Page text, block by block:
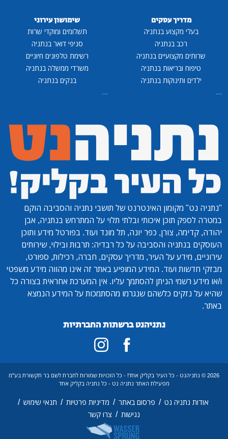
מדריך עסקים
בעלי מקצוע בנתניה
רכב בנתניה
שרותים מקצועיים בנתניה
טיפוח ובריאות בנתניה
ילדים ותינוקות בנתניה
...
שימושון עירוני
תשלומים ומוקדי שרות
סניפי דואר בנתניה
רשימת טלפונים חיוניים
משרדי ממשלה בנתניה
בנקים בנתניה
...
"נתניה נט" מקומון האינטרנט של תושבי נתניה והסביבה הוקם
במטרה לספק תוכן איכותי ובלתי תלוי על המתרחש בנתניה, אבן
יהודה, קדימה, צורן, כפר יונה, תל מונד ועוד. בפורטל מידע ותוכן
העוסקים בנתניה והסביבה על כל רבדיה: תרבות ובילוי, שירותים
עירוניים, מידע על העיר, מדריך עסקים, חברה, רכילות, ספורט,
מבזקי חדשות ועוד. המידע המופיע באתר זה אינו מהווה מידע משפטי
ו/או מידע רשמי הניתן להסתמך עליו. אין המערכת אחראית בצורה כל
שהיא על נזקים כלשהם שנגרמו מהסתמכות על המידע הנמצא
באתר.
נתניהנט ברשתות החברתיות
2026 © נתניהנט - כל העיר בקליק אחד! - כל הזכויות שמורות לחברת לשם בר תקשורת בע"מ
מפעילת האתר נתניה נט - כל נתניה בקליק אחד
אודות נתניה נט / פרסום באתר / מדיניות פרטיות / תנאי שימוש /
נגישות / צרו קשר